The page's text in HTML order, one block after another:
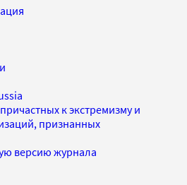
к экстремизму и
признанных
версию журнала